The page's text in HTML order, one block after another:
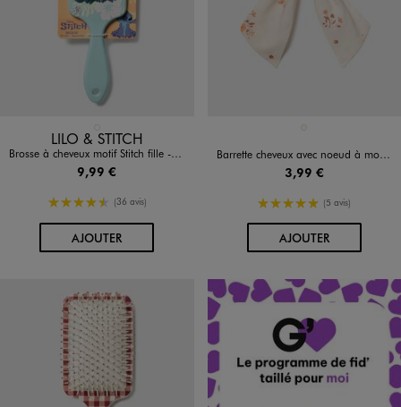
Disponible en 1 coloris
LILO & STITCH
Brosse à cheveux motif Stitch fille - Disney
9,99 €
4.5/5 de moyenne
(36 avis)
AJOUTERAU PANIER
Barrette cheveux avec noeud à motifs fleuris
3,99 €
5/5 de moyenne
(5 avis)
AJOUTERAU PANIER